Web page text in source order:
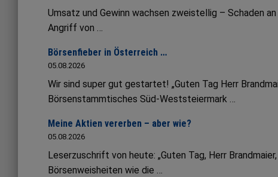
Umsatz und Gewinn wachsen zweistellig – Schaden
Angriff von …
Börsenfieber in Österreich …
05.08.2026
Wir sind super gut gestartet! „Guten Tag Herr
Börsenstammtisches Süd-Weststeiermark …
Meine Aktien vererben – aber wie?
05.08.2026
Leserzuschrift von heute: „Guten Tag, Herr
Börsenweisheiten wie die …